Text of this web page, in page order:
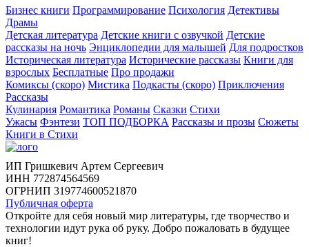
Бизнес книги Программирование Психология Детективы
Драмы
Детская литература Детские книги с озвучкой Детские
рассказы на ночь Энциклопедии для малышей Для подростков
Историческая литература Исторические рассказы Книги для
взрослых Бесплатные Про продажи
Комиксы (скоро) Мистика Подкасты (скоро) Приключения
Рассказы
Кулинария Романтика Романы Сказки Стихи
Ужасы Фэнтези ТОП ПОДБОРКА Рассказы и прозы Сюжеты
Книги в Стихи
ИП Гришкевич Артем Сергеевич
ИНН 772874564569
ОГРНИП 319774600521870
Публичная оферта
Откройте для себя новый мир литературы, где творчество и
технологии идут рука об руку. Добро пожаловать в будущее
книг!